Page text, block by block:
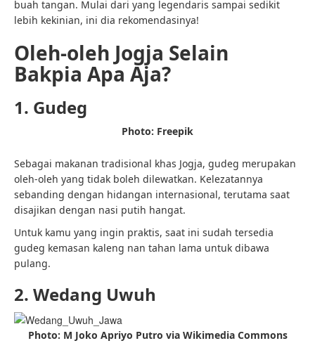
buah tangan. Mulai dari yang legendaris sampai sedikit
lebih kekinian, ini dia rekomendasinya!
Oleh-oleh Jogja Selain
Bakpia Apa Aja?
1. Gudeg
Photo: Freepik
Sebagai makanan tradisional khas Jogja, gudeg merupakan
oleh-oleh yang tidak boleh dilewatkan. Kelezatannya
sebanding dengan hidangan internasional, terutama saat
disajikan dengan nasi putih hangat.
Untuk kamu yang ingin praktis, saat ini sudah tersedia
gudeg kemasan kaleng nan tahan lama untuk dibawa
pulang.
2. Wedang Uwuh
Photo: M Joko Apriyo Putro via Wikimedia Commons